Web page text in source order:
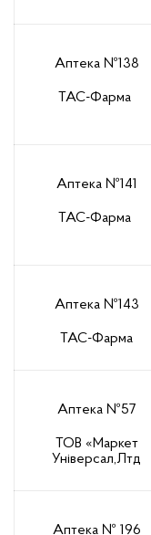
Аптека №138
ТАС-Фарма
Аптека №141
ТАС-Фарма
Аптека №143
ТАС-Фарма
Аптека №57
ТОВ «Маркет
Універсал,Лтд
Аптека № 196